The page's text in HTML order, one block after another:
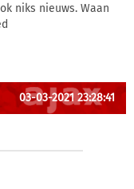
niks nieuws. Waan
03-03-2021 23:28:41